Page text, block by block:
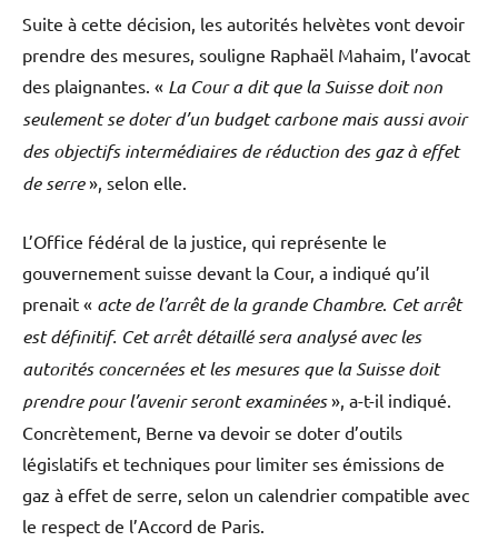
Suite à cette décision, les autorités helvètes vont devoir
prendre des mesures, souligne Raphaël Mahaim, l’avocat
des plaignantes. « La Cour a dit que la Suisse doit non
seulement se doter d’un budget carbone mais aussi avoir
des objectifs intermédiaires de réduction des gaz à effet
de serre», selon elle.
L’Office fédéral de la justice, qui représente le
gouvernement suisse devant la Cour, a indiqué qu’il
prenait « acte de l’arrêt de la grande Chambre. Cet arrêt
est définitif. Cet arrêt détaillé sera analysé avec les
autorités concernées et les mesures que la Suisse doit
prendre pour l’avenir seront examinées», a-t-il indiqué.
Concrètement, Berne va devoir se doter d’outils
législatifs et techniques pour limiter ses émissions de
gaz à effet de serre, selon un calendrier compatible avec
le respect de l’Accord de Paris.